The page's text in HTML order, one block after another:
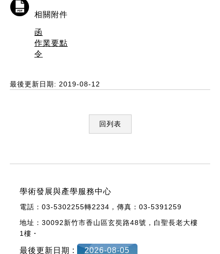
相關附件
函
作業要點
令
最後更新日期: 2019-08-12
回列表
學術發展與產學服務中心
電話：03-5302255轉2234， 傳真：03-5391259
地址：30092新竹市香山區玄奘路48號， 白聖長老大樓
1樓・
最後更新日期 : 2026-08-05